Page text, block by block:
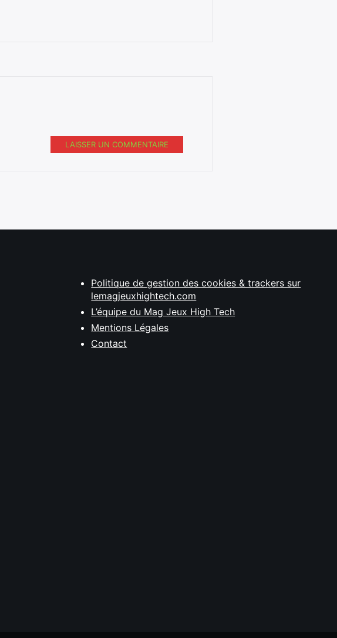
LAISSER UN COMMENTAIRE
Politique de gestion des cookies & trackers sur
lemagjeuxhightech.com
L’équipe du Mag Jeux High Tech
Mentions Légales
Contact